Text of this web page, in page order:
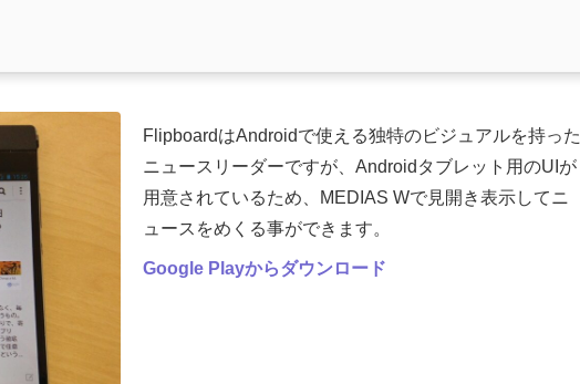
FlipboardはAndroidで使える独特のビジュアルを持った
ニュースリーダーですが、Androidタブレット用のUIが
用意されているため、MEDIAS Wで見開き表示してニ
ュースをめくる事ができます。
Google Playからダウンロード